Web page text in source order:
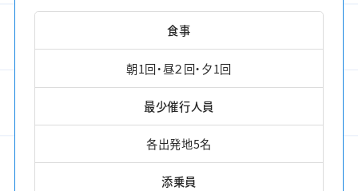
食事
朝1回・昼２回・夕1回
最少催行人員
各出発地5名
添乗員